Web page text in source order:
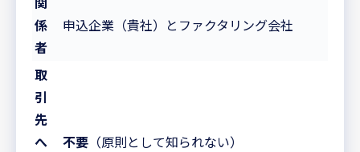
係
者
申込企業（貴社）とファクタリング会社
取
引
先
へ
不要 （原則として知られない）